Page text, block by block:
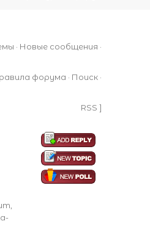
· Новые сообщения ·
форума · Поиск ·
RSS ]